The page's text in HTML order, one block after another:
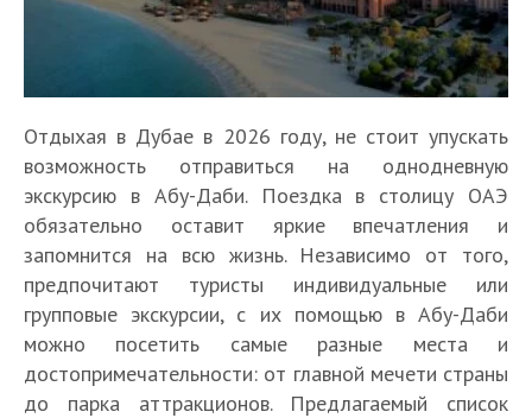
Отдыхая в Дубае в 2026 году, не стоит упускать
возможность отправиться на однодневную
экскурсию в Абу-Даби. Поездка в столицу ОАЭ
обязательно оставит яркие впечатления и
запомнится на всю жизнь. Независимо от того,
предпочитают туристы индивидуальные или
групповые экскурсии, с их помощью в Абу-Даби
можно посетить самые разные места и
достопримечательности: от главной мечети страны
до парка аттракционов. Предлагаемый список